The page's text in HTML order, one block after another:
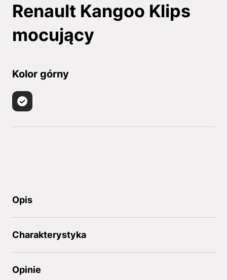
Renault Kangoo Klips
mocujący
Kolor górny
Opis
Charakterystyka
Opinie